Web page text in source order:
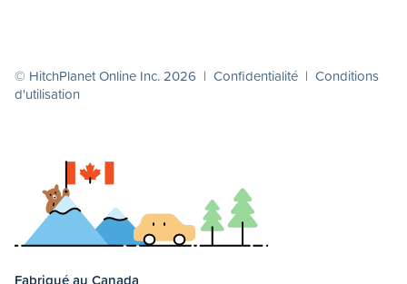
© HitchPlanet Online Inc. 2026 | Confidentialité | Conditions
d'utilisation
Fabriqué au Canada